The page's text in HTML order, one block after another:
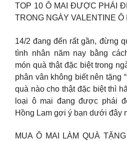
TOP 10 Ô MAI ĐƯỢC PHÁI
TRONG NGÀY VALENTINE Ô
14/2 đang đến rất gần, đừng
tình nhân năm nay bằng
món quà thật đặc biệt trong
phân vân không biết nên tặng
quà nào cho thật đặc biệt thì
loại ô mai đang được phái
Hồng Lam gợi ý bạn dưới đây
MUA Ô MAI LÀM QUÀ